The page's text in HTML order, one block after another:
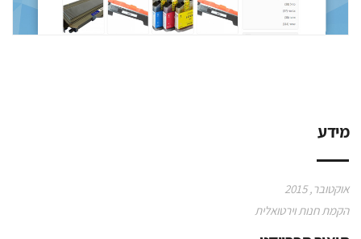
מידע
אוקטובר, 2015
הקמת חנות וירטואלית